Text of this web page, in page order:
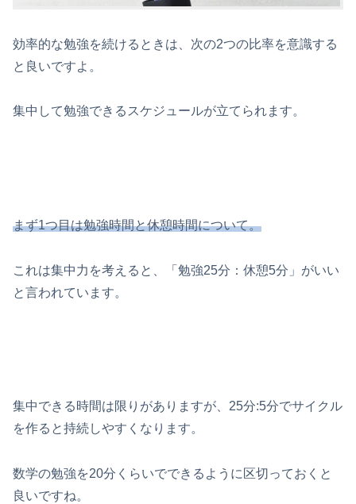
効率的な勉強を続けるときは、次の2つの比率を意識する
と良いですよ。
集中して勉強できるスケジュールが立てられます。
まず1つ目は勉強時間と休憩時間について。
これは集中力を考えると、「勉強25分：休憩5分」がいい
と言われています。
集中できる時間は限りがありますが、25分:5分でサイクル
を作ると持続しやすくなります。
数学の勉強を20分くらいでできるように区切っておくと
良いですね。